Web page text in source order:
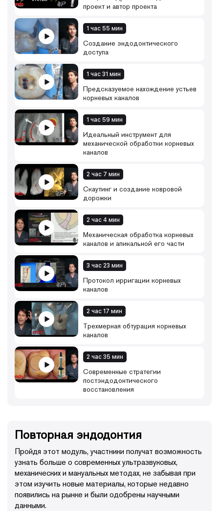
• как удалять пломбировочные материалы;
• как работать со сломанными инструментами;
• как проводить восстановление перфораций;
• ведение зубов с открытыми или резорбированными
корнями;
• восстановление эндодонтически пролеченных
зубов с использованием волоконных штифтов.
проект и автор проекта
1 час 55 мин
Создание эндодонтического
доступа
1 час 31 мин
Предсказуемое нахождение устьев
корневых каналов
1 час 59 мин
Идеальный инструмент для
механической обработки корневых
каналов
2 час 7 мин
Скаутинг и создание ковровой
дорожки
2 час 4 мин
Механическая обработка корневых
каналов и апикальной его части
3 час 23 мин
Протокол ирригации корневых
каналов
2 час 17 мин
Трехмерная обтурация корневых
каналов
2 час 35 мин
Современные стратегии
постэндодонтического
восстановления
Повторная эндодонтия
Пройдя этот модуль, участники получат возможность
узнать больше о современных ультразвуковых,
механических и мануальных методах, не забывая при
этом изучить новые материалы, которые недавно
появились на рынке и были одобрены научными
данными.